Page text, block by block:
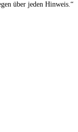
über jeden Hinweis.“